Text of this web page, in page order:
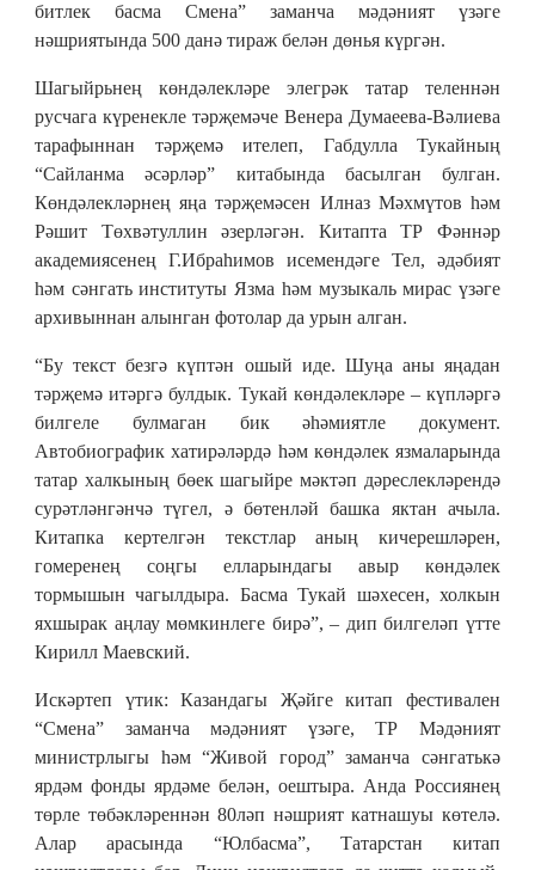
битлек басма Смена” заманча мәдәният үзәге
нәшриятында 500 данә тираж белән дөнья күргән.
Шагыйрьнең көндәлекләре элегрәк татар теленнән
русчага күренекле тәрҗемәче Венера Думаеева-Вәлиева
тарафыннан тәрҗемә ителеп, Габдулла Тукайның
“Сайланма әсәрләр” китабында басылган булган.
Көндәлекләрнең яңа тәрҗемәсен Илназ Мәхмүтов һәм
Рәшит Төхвәтуллин әзерләгән. Китапта ТР Фәннәр
академиясенең Г.Ибраһимов исемендәге Тел, әдәбият
һәм сәнгать институты Язма һәм музыкаль мирас үзәге
архивыннан алынган фотолар да урын алган.
“Бу текст безгә күптән ошый иде. Шуңа аны яңадан
тәрҗемә итәргә булдык. Тукай көндәлекләре – күпләргә
билгеле булмаган бик әһәмиятле документ.
Автобиографик хатирәләрдә һәм көндәлек язмаларында
татар халкының бөек шагыйре мәктәп дәреслекләрендә
сурәтләнгәнчә түгел, ә бөтенләй башка яктан ачыла.
Китапка кертелгән текстлар аның кичерешләрен,
гомеренең соңгы елларындагы авыр көндәлек
тормышын чагылдыра. Басма Тукай шәхесен, холкын
яхшырак аңлау мөмкинлеге бирә”, – дип билгеләп үтте
Кирилл Маевский.
Искәртеп үтик: Казандагы Җәйге китап фестивален
“Смена” заманча мәдәният үзәге, ТР Мәдәният
министрлыгы һәм “Живой город” заманча сәнгатькә
ярдәм фонды ярдәме белән, оештыра. Анда Россиянең
төрле төбәкләреннән 80ләп нәшрият катнашуы көтелә.
Алар арасында “Юлбасма”, Татарстан китап